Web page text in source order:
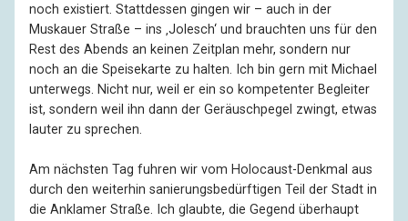
noch existiert. Stattdessen gingen wir – auch in der
Muskauer Straße – ins ‚Jolesch‘ und brauchten uns für den
Rest des Abends an keinen Zeitplan mehr, sondern nur
noch an die Speisekarte zu halten. Ich bin gern mit Michael
unterwegs. Nicht nur, weil er ein so kompetenter Begleiter
ist, sondern weil ihn dann der Geräuschpegel zwingt, etwas
lauter zu sprechen.
Am nächsten Tag fuhren wir vom Holocaust-Denkmal aus
durch den weiterhin sanierungsbedürftigen Teil der Stadt in
die Anklamer Straße. Ich glaubte, die Gegend überhaupt